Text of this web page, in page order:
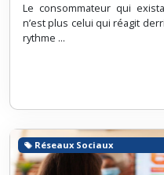
Le consommateur qui
n’est plus celui qui réagit
rythme ...
Réseaux Sociaux